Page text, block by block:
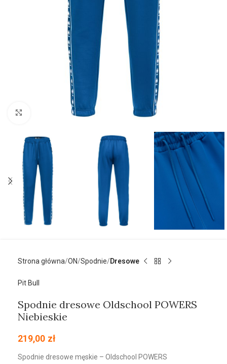
Kliknij aby powiększyć
Strona główna ON Spodnie Dresowe
Pit Bull
Spodnie dresowe Oldschool POWERS
Niebieskie
219,00 zł
Spodnie dresowe męskie – Oldschool POWERS